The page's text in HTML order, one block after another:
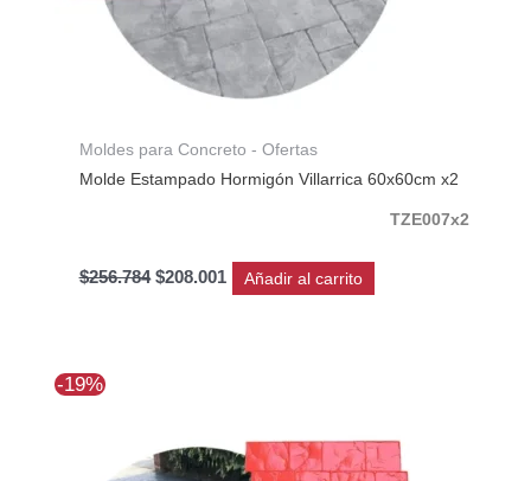
Moldes para Concreto - Ofertas
Molde Estampado Hormigón Villarrica 60x60cm x2
TZE007x2
$256.784 $208.001 Añadir al carrito
-19%
era:
$256.784.
es:
$208.001.